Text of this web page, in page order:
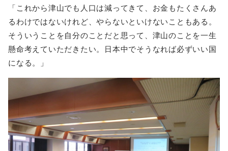
「これから津山でも人口は減ってきて、お金もたくさんあ
るわけではないけれど、やらないといけないこともある。
そういうことを自分のことだと思って、津山のことを一生
懸命考えていただきたい。日本中でそうなれば必ずいい国
になる。」